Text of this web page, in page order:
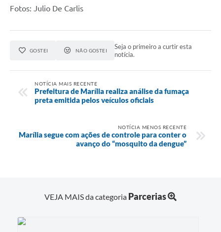
Fotos: Julio De Carlis
GOSTEI NÃO GOSTEI
Seja o primeiro a curtir esta
notícia.
NOTÍCIA MAIS RECENTE
Prefeitura de Marília realiza análise da fumaça
preta emitida pelos veículos oficiais
NOTÍCIA MENOS RECENTE
Marília segue com ações de controle para conter o
avanço do “mosquito da dengue”
VEJA MAIS da categoria Parcerias